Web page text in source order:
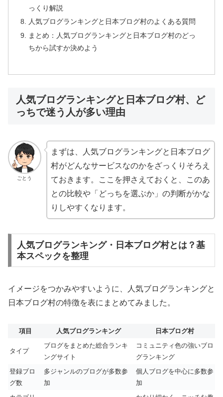
っくり解説
人気ブログランキングと日本ブログ村のよくある質問
まとめ：人気ブログランキングと日本ブログ村のどっ
ちから試すか決めよう
人気ブログランキングと日本ブログ村、ど
っちで迷う人が多い理由
ごとう
まずは、人気ブログランキングと日本ブログ
村がどんなサービスなのかをざっくりそろえ
ておきます。ここを押さえておくと、このあ
との比較や「どっちを選ぶか」の判断がかな
りしやすくなります。
人気ブログランキング・日本ブログ村とは？基
本スペックを整理
イメージをつかみやすいように、人気ブログランキングと
日本ブログ村の特徴を表にまとめてみました。
項目 人気ブログランキング 日本ブログ村
タイプ
ブログをまとめた総合ランキ
ングサイト
コミュニティ色の強いブロ
グランキング
登録ブロ
グ数
多ジャンルのブログが多数参
加
個人ブログを中心に多数参
加